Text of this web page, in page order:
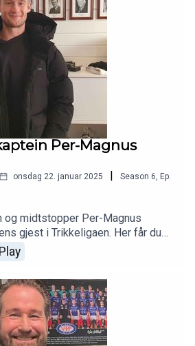
Per-Magnus
onsdag 22. januar 2025 Season 6, Ep.
og midtstopper Per-Magnus
gjest i Trikkeligaen. Her får du
ukelange sykehusopphold i Sochi,
på fire starter, agentjobben for å
til Skeid og flere gode historier
så langt. I studio: Pål
Sollie, Haakon Thon og Per-
Play